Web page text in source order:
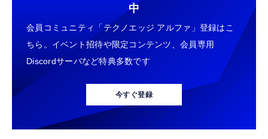
中
会員コミュニティ「テクノエッジ アルファ」登録はこ
ちら。イベント招待や限定コンテンツ、会員専用
Discordサーバなど特典多数です
今すぐ登録